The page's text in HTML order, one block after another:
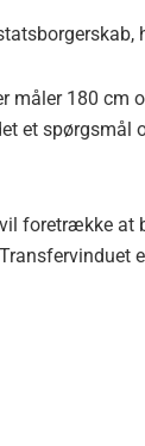
måler 180
et
foretrække